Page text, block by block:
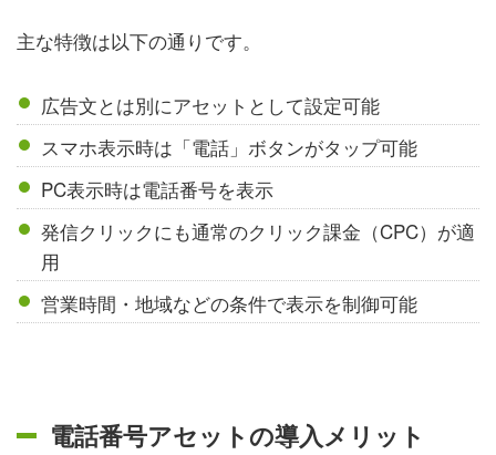
主な特徴は以下の通りです。
広告文とは別にアセットとして設定可能
スマホ表示時は「電話」ボタンがタップ可能
PC表示時は電話番号を表示
発信クリックにも通常のクリック課金（CPC）が適
用
営業時間・地域などの条件で表示を制御可能
電話番号アセットの導入メリット